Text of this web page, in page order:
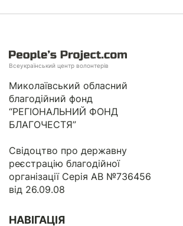
Всеукраїнський центр волонтерів
Миколаївський обласний
благодійний фонд
“РЕГІОНАЛЬНИЙ ФОНД
БЛАГОЧЕСТЯ”
Свідоцтво про державну
реєстрацію благодійної
організації Серія АВ №736456
від 26.09.08
НАВІГАЦІЯ